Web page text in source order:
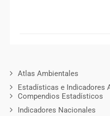
Atlas Ambientales
Estadísticas e Indicadores
Compendios Estadísticos
Indicadores Nacionales